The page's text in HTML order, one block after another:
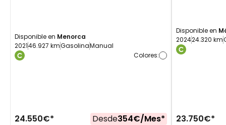
Disponible en Menorca
202146.927 kmGasolinaManual
Colores:
24.550€* Desde354€/Mes*
Disponible en
202424.320 km
23.750€*